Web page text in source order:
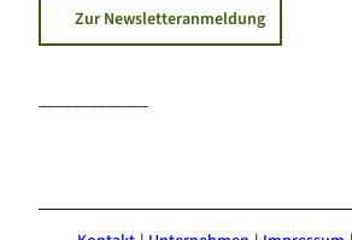
Zur Newsletteranmeldung
_____________
c
s
u